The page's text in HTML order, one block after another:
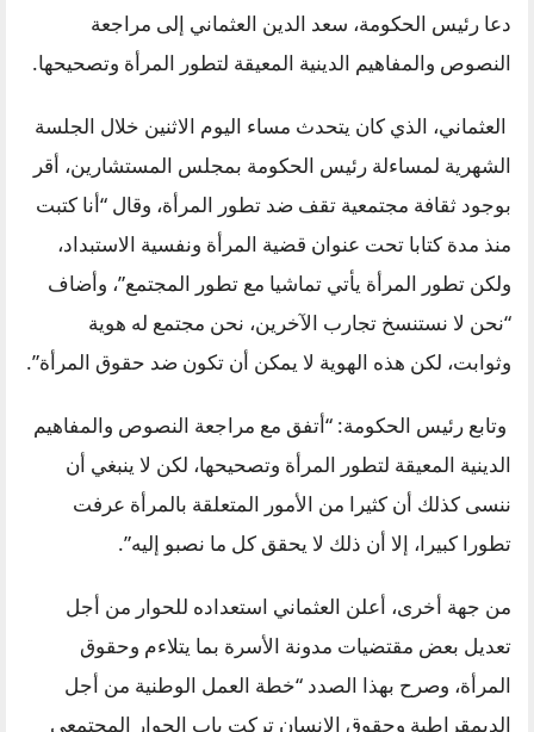
دعا رئيس الحكومة، سعد الدين العثماني إلى مراجعة
النصوص والمفاهيم الدينية المعيقة لتطور المرأة وتصحيحها.
العثماني، الذي كان يتحدث مساء اليوم الاثنين خلال الجلسة
الشهرية لمساءلة رئيس الحكومة بمجلس المستشارين، أقر
بوجود ثقافة مجتمعية تقف ضد تطور المرأة، وقال “أنا كتبت
منذ مدة كتابا تحت عنوان قضية المرأة ونفسية الاستبداد،
ولكن تطور المرأة يأتي تماشيا مع تطور المجتمع”، وأضاف
“نحن لا نستنسخ تجارب الآخرين، نحن مجتمع له هوية
وثوابت، لكن هذه الهوية لا يمكن أن تكون ضد حقوق المرأة”.
وتابع رئيس الحكومة: “أتفق مع مراجعة النصوص والمفاهيم
الدينية المعيقة لتطور المرأة وتصحيحها، لكن لا ينبغي أن
ننسى كذلك أن كثيرا من الأمور المتعلقة بالمرأة عرفت
تطورا كبيرا، إلا أن ذلك لا يحقق كل ما نصبو إليه”.
من جهة أخرى، أعلن العثماني استعداده للحوار من أجل
تعديل بعض مقتضيات مدونة الأسرة بما يتلاءم وحقوق
المرأة، وصرح بهذا الصدد “خطة العمل الوطنية من أجل
الديمقراطية وحقوق الإنسان تركت باب الحوار المجتمعي